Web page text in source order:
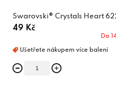
Swarovski® Crystals Heart
49 Kč
Do